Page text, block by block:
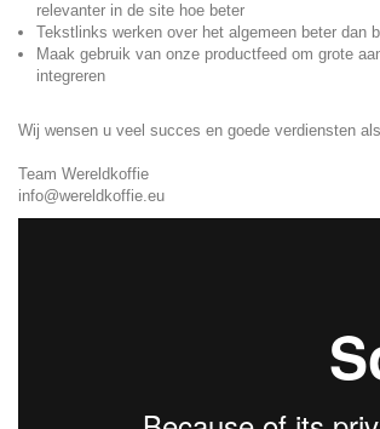
relevanter in de site hoe beter
Tekstlinks werken over het algemeen beter dan
Maak gebruik van onze productfeed om grote
integreren
Wij wensen u veel succes en goede verdiensten
Team Wereldkoffie
info@wereldkoffie.eu